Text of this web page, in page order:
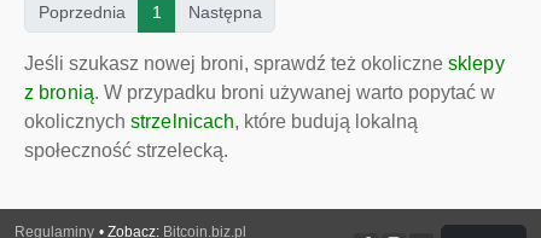
Poprzednia 1 (current)
Następna
Jeśli szukasz nowej broni, sprawdź też okoliczne sklepy
z bronią. W przypadku broni używanej warto popytać w
okolicznych strzelnicach, które budują lokalną
społeczność strzelecką.
Regulaminy • Zobacz: Bitcoin.biz.pl